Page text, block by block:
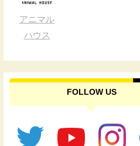
アニマル
ハウス
FOLLOW US